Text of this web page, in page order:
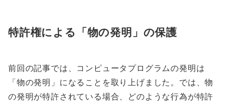
特許権による「物の発明」の保護
前回の記事では、コンピュータプログラムの発明は
「物の発明」になることを取り上げました。では、物
の発明が特許されている場合、どのような行為が特許